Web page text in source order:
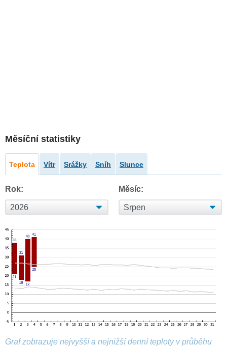
Měsíční statistiky
Teplota Vítr Srážky Sníh Slunce
Rok: Měsíc:
Graf zobrazuje nejvyšší a nejnižší denní teploty v průběhu